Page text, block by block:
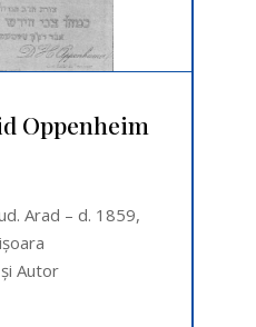
Oppenheim
Arad – d. 1859,
Autor